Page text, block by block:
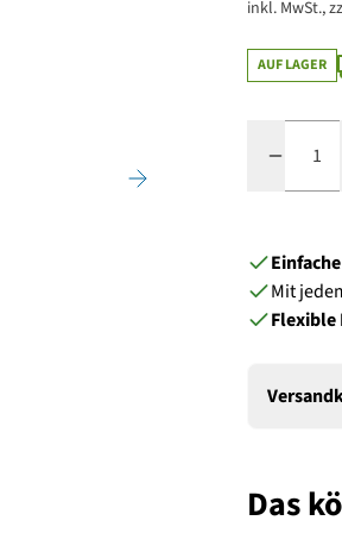
inkl. MwSt.,
AUF LAGER
Mit
Flexible
Das